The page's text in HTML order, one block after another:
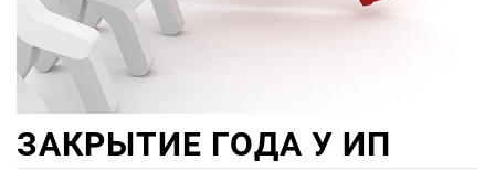
ЗАКРЫТИЕ ГОДА У ИП